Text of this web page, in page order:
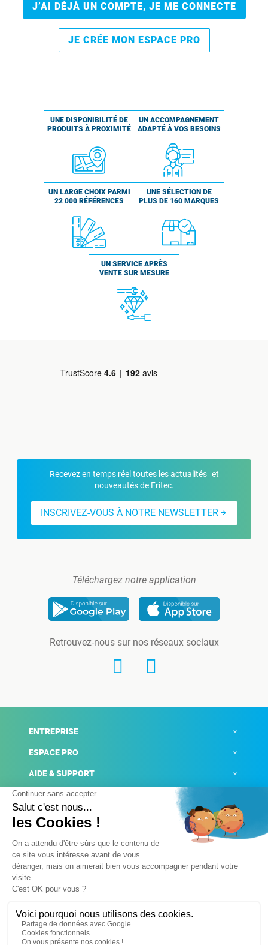
J’AI DÉJÀ UN COMPTE, JE ME CONNECTE
JE CRÉE MON ESPACE PRO
UNE DISPONIBILITÉ DE
PRODUITS À PROXIMITÉ
UN ACCOMPAGNEMENT
ADAPTÉ À VOS BESOINS
UN LARGE CHOIX PARMI
22 000 RÉFÉRENCES
UNE SÉLECTION DE
PLUS DE 160 MARQUES
UN SERVICE APRÈS
VENTE SUR MESURE
Recevez en temps réel toutes les actualités et
nouveautés de Fritec.
INSCRIVEZ-VOUS À NOTRE NEWSLETTER
Téléchargez notre application
Retrouvez-nous sur nos réseaux sociaux
ENTREPRISE
ESPACE PRO
AIDE & SUPPORT
ACTUALITÉS
Mentions légales
Conditions générales de ventes